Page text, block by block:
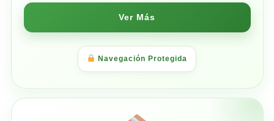
Ver Más
Navegación Protegida